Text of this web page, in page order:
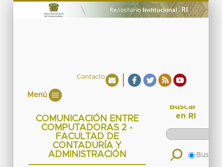
Contacto
Menú
COMUNICACIÓN ENTRE
COMPUTADORAS 2 -
FACULTAD DE
CONTADURÍA Y
ADMINISTRACIÓN
Buscar
en RI
Buscar